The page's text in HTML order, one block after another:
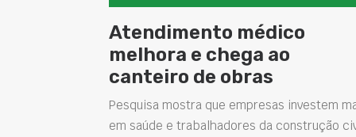
Atendimento médico
melhora e chega ao
canteiro de obras
Pesquisa mostra que empresas investem
em saúde e trabalhadores da construção